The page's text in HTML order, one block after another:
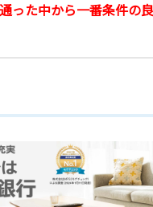
った中から一番条件の